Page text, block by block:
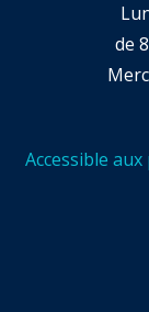
de
Accessible